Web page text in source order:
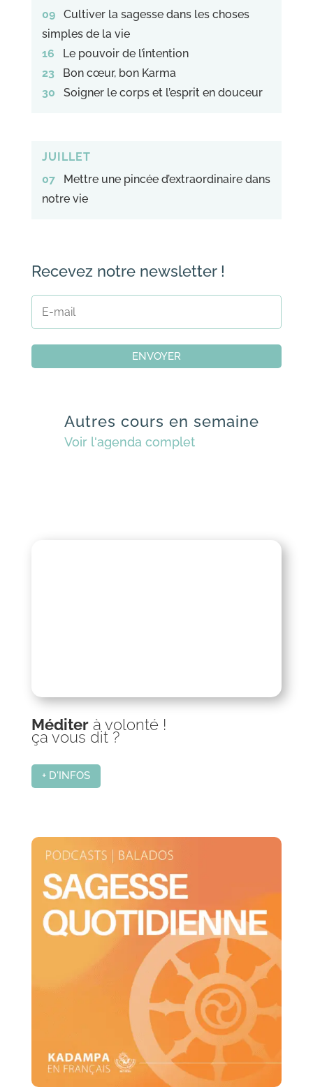
09Cultiver la sagesse dans les choses
simples de la vie
16 Le pouvoir de l’intention
23Bon cœur, bon Karma
30 Soigner le corps et l’esprit en douceur
JUILLET
07Mettre une pincée d’extraordinaire dans
notre vie
Recevez notre newsletter !
ENVOYER
Autres cours en semaine
Voir l'agenda complet
Méditerà volonté !
ça vous dit ?
+ D'INFOS